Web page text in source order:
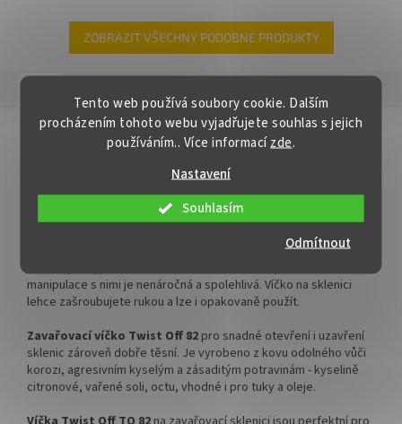
Tento web používá soubory cookie. Dalším
procházením tohoto webu vyjadřujete souhlas s jejich
používáním.. Více informacízde.
Nastavení
Odmítnout
Souhlasím
typu Twist Off 82
✅ Šroubovací víčko pro snadné
otevření sklenice
✅ Různé varianty víček TO 82
objednejteZDE
odeslání!
na něj dopravu ZDARMA!
typu Twist Off 82
✅ Šroubovací víčko pro snadné
otevření sklenice
✅ Různé varianty víček TO 82
objednejte ZDE
celý karton
✅ Víčka skladem a ihned k
odeslání!
na něj dopravu ZDARMA!
ZOBRAZIT VŠECHNY PODOBNÉ PRODUKTY
Detailní popis produktu
Víčko s klipem TO 82 na zavařovací sklenici se šroubovacím
uzávěrem typu Twist Off
Šroubovací zavařovací víčko RSB s klipem na sklenice se
je kovové
zdravotně nezávadná víčko. Je jedním z nejběžnějších
manipulace s nimi je nenáročná a spolehlivá. Víčko na sklenici
lehce zašroubujete rukou a lze i opakovaně použít.
Zavařovací víčko Twist Off 82 pro snadné otevření i uzavření
sklenic zároveň dobře těsní. Je vyrobeno z kovu odolného vůči
korozi, agresivním kyselým a zásaditým potravinám - kyselině
citronové, vařené soli, octu, vhodné i pro tuky a oleje.